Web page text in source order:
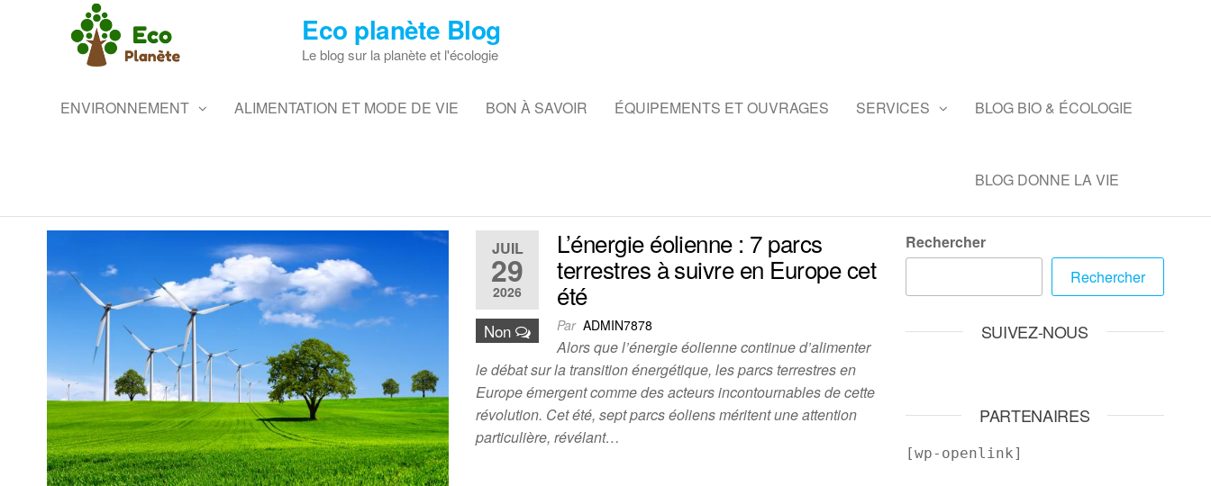
Eco planète Blog
Le blog sur la planète et l'écologie
ENVIRONNEMENT ALIMENTATION ET MODE DE VIE BON À SAVOIR ÉQUIPEMENTS ET OUVRAGES SERVICES BLOG BIO & ÉCOLOGIE
BLOG DONNE LA VIE
JUIL
29
2026
Non
L’énergie éolienne : 7 parcs
terrestres à suivre en Europe cet
été
Par ADMIN7878
Alors que l’énergie éolienne continue d’alimenter
le débat sur la transition énergétique, les parcs terrestres en
Europe émergent comme des acteurs incontournables de cette
révolution. Cet été, sept parcs éoliens méritent une attention
particulière, révélant…
Rechercher
Rechercher
SUIVEZ-NOUS
PARTENAIRES
[wp-openlink]